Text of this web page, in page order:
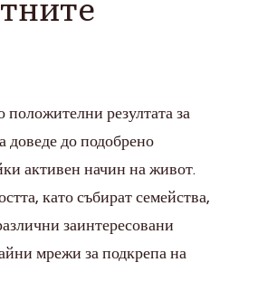
резултата за
доведе до подобрено
активен начин на живот.
като събират семейства,
заинтересовани
мрежи за подкрепа на